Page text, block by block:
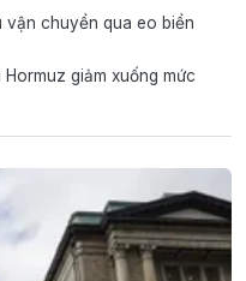
vận chuyển qua eo biển
giảm xuống mức